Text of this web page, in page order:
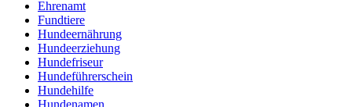
Ehrenamt
Fundtiere
Hundeernährung
Hundeerziehung
Hundefriseur
Hundeführerschein
Hundehilfe
Hundenamen